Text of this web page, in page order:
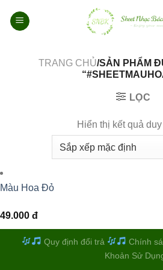
qua
TRANG CHỦ/SẢN PHẨM
LỌC
Hiển thị kết quả
Màu Hoa Đỏ
49.000 đ
Quy định đổi trả Chính
Khoản Sử